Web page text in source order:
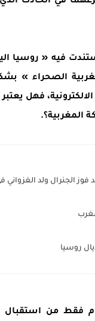
فيه « روسيا
الصحراء »
فهل
المغربية؟.
الجنرال ولد الغزواني
روسيا
فقط من استقبال